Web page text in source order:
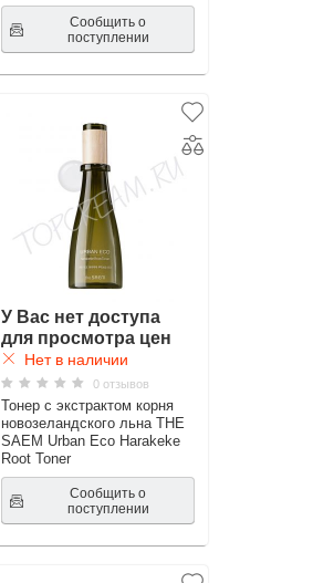
Сообщить о
поступлении
У Вас нет доступа
для просмотра цен
Нет в наличии
0 отзывов
Тонер с экстрактом корня
новозеландского льна THE
SAEM Urban Eco Harakeke
Root Toner
Сообщить о
поступлении